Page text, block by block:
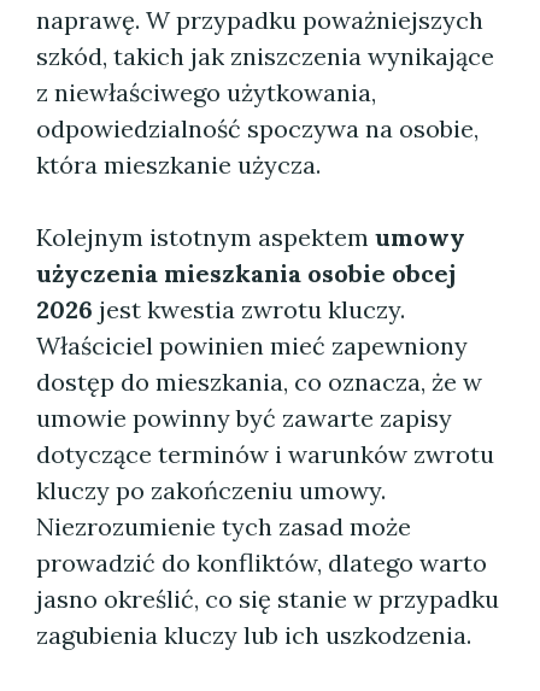
naprawę. W przypadku poważniejszych
szkód, takich jak zniszczenia wynikające
z niewłaściwego użytkowania,
odpowiedzialność spoczywa na osobie,
która mieszkanie użycza.
Kolejnym istotnym aspektem umowy
użyczenia mieszkania osobie obcej
2026 jest kwestia zwrotu kluczy.
Właściciel powinien mieć zapewniony
dostęp do mieszkania, co oznacza, że w
umowie powinny być zawarte zapisy
dotyczące terminów i warunków zwrotu
kluczy po zakończeniu umowy.
Niezrozumienie tych zasad może
prowadzić do konfliktów, dlatego warto
jasno określić, co się stanie w przypadku
zagubienia kluczy lub ich uszkodzenia.